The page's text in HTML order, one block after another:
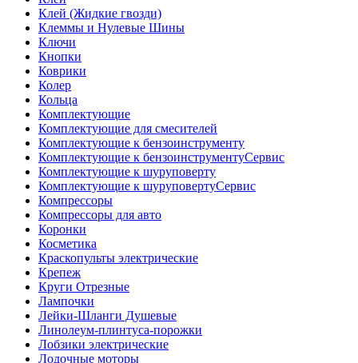
Клей (Жидкие гвозди)
Клеммы и Нулевые Шины
Ключи
Кнопки
Коврики
Колер
Кольца
Комплектующие
Комплектующие для смесителей
Комплектующие к бензоинструменту
Комплектующие к бензоинструментуСервис
Комплектующие к шуруповерту
Комплектующие к шуруповертуСервис
Компрессоры
Компрессоры для авто
Коронки
Косметика
Краскопульты электрические
Крепеж
Круги Отрезные
Лампочки
Лейки-Шланги Душевые
Линолеум-плинтуса-порожки
Лобзики электрические
Лодочные моторы